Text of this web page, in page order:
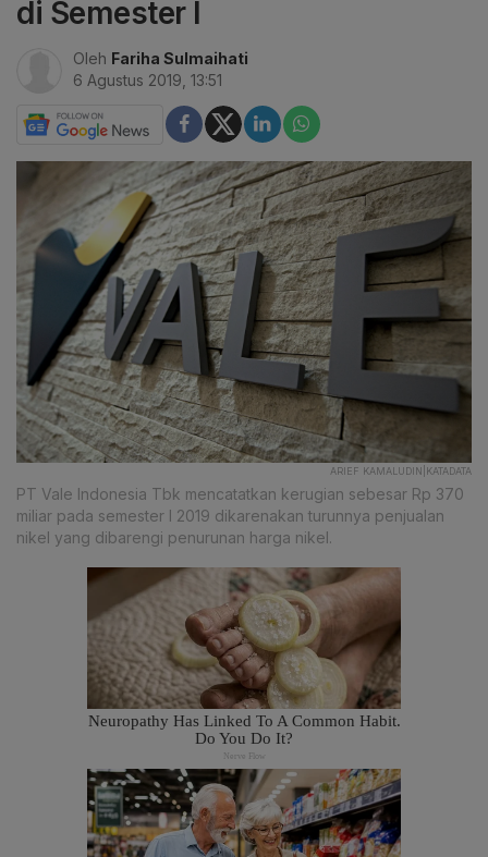
di Semester I
Oleh Fariha Sulmaihati
6 Agustus 2019, 13:51
ARIEF KAMALUDIN|KATADATA
PT Vale Indonesia Tbk mencatatkan kerugian sebesar Rp 370
miliar pada semester I 2019 dikarenakan turunnya penjualan
nikel yang dibarengi penurunan harga nikel.